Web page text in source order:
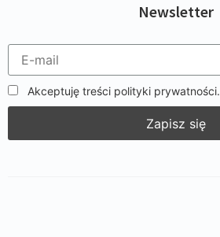
Newsletter
Akceptuję treści polityki prywatności.